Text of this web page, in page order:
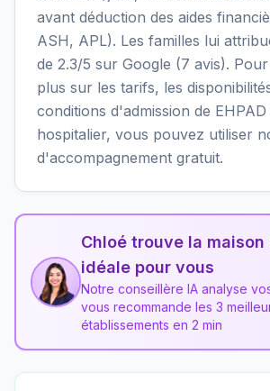
avant déduction des aides
ASH, APL). Les familles lui
de 2.3/5 sur Google (7 avis).
plus sur les tarifs, les
conditions d'admission de
hospitalier, vous pouvez utiliser
d'accompagnement gratuit.
Chloé trouve la
idéale pour vous
Notre conseillère IA analyse
vous recommande les 3
établissements en 2 min